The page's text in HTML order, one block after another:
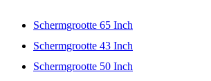
Schermgrootte 65 Inch
Schermgrootte 43 Inch
Schermgrootte 50 Inch